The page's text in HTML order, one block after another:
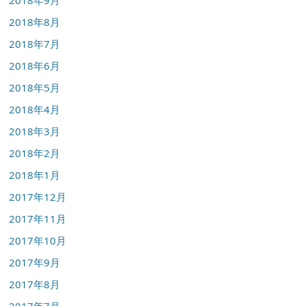
2018年8月
2018年7月
2018年6月
2018年5月
2018年4月
2018年3月
2018年2月
2018年1月
2017年12月
2017年11月
2017年10月
2017年9月
2017年8月